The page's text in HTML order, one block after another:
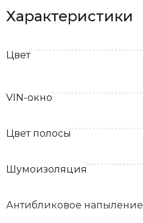
Характеристики
Цвет
VIN-окно
Цвет полосы
Шумоизоляция
Антибликовое напыление